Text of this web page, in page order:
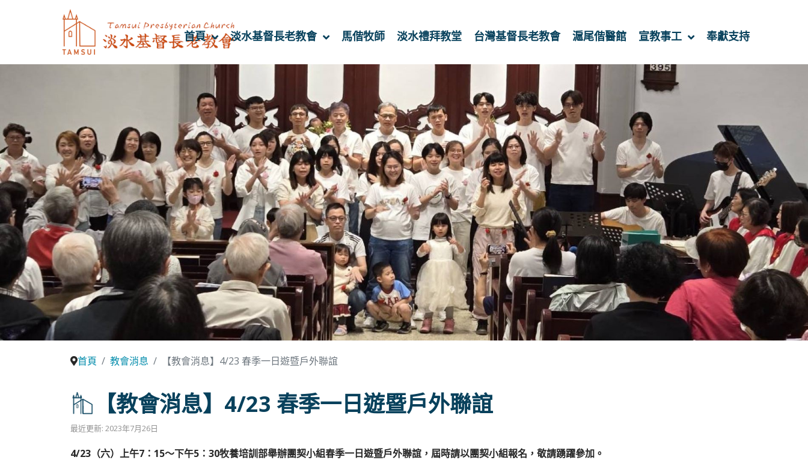
首頁 淡水基督長老教會 馬偕牧師 淡水禮拜教堂 台灣基督長老教會 滬尾偕醫館 宣教事工 奉獻支持
首頁 教會消息 【教會消息】4/23 春季一日遊暨戶外聯誼
【教會消息】4/23 春季一日遊暨戶外聯誼
最近更新: 2023年7月26日
4/23（六）上午7：15～下午5：30牧養培訓部舉辦團契小組春季一日遊暨戶外聯誼，屆時請以團契小組報名，敬請踴躍參加。